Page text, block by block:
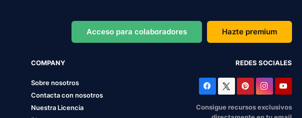
Acceso para colaboradores Hazte premium
COMPANY
Sobre nosotros
Contacta con nosotros
Nuestra Licencia
REDES SOCIALES
Consigue recursos exclusivos